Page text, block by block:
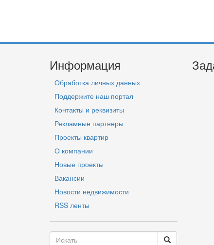
Информация
Обработка личных данных
Поддержите наш портал
Контакты и реквизиты
Рекламные партнеры
Проекты квартир
О компании
Новые проекты
Вакансии
Новости недвижимости
RSS ленты